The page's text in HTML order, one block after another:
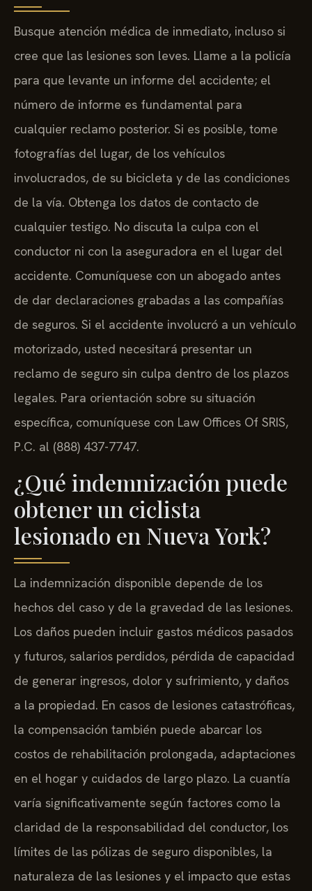
Busque atención médica de inmediato, incluso si
cree que las lesiones son leves. Llame a la policía
para que levante un informe del accidente; el
número de informe es fundamental para
cualquier reclamo posterior. Si es posible, tome
fotografías del lugar, de los vehículos
involucrados, de su bicicleta y de las condiciones
de la vía. Obtenga los datos de contacto de
cualquier testigo. No discuta la culpa con el
conductor ni con la aseguradora en el lugar del
accidente. Comuníquese con un abogado antes
de dar declaraciones grabadas a las compañías
de seguros. Si el accidente involucró a un vehículo
motorizado, usted necesitará presentar un
reclamo de seguro sin culpa dentro de los plazos
legales. Para orientación sobre su situación
específica, comuníquese con Law Offices Of SRIS,
P.C. al (888) 437-7747.
¿Qué indemnización puede
obtener un ciclista
lesionado en Nueva York?
La indemnización disponible depende de los
hechos del caso y de la gravedad de las lesiones.
Los daños pueden incluir gastos médicos pasados
y futuros, salarios perdidos, pérdida de capacidad
de generar ingresos, dolor y sufrimiento, y daños
a la propiedad. En casos de lesiones catastróficas,
la compensación también puede abarcar los
costos de rehabilitación prolongada, adaptaciones
en el hogar y cuidados de largo plazo. La cuantía
varía significativamente según factores como la
claridad de la responsabilidad del conductor, los
límites de las pólizas de seguro disponibles, la
naturaleza de las lesiones y el impacto que estas